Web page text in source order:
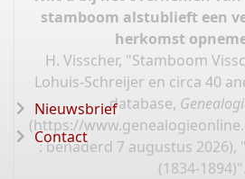
stamboom alstublieft een
herkomst
H. Visscher, "Stamboom
Lohuis-Schreijer en circa 40
database,
(https://
: benaderd 7 augustus 2026),
(1834-1894)".
Nieuwsbrief
Contact